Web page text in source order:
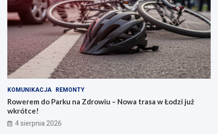
KOMUNIKACJA REMONTY
Rowerem do Parku na Zdrowiu – Nowa trasa w Łodzi już
wkrótce!
4 sierpnia 2026